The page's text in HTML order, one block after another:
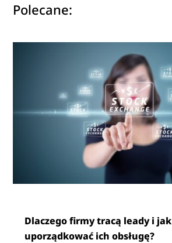
Polecane:
Dlaczego firmy tracą leady i jak
uporządkować ich obsługę?